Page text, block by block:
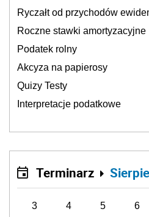
Ryczałt od przychodów
Roczne stawki amortyzacyjne
Podatek rolny
Akcyza na papierosy
Quizy Testy
Interpretacje podatkowe
Terminarz
3 4 5 6